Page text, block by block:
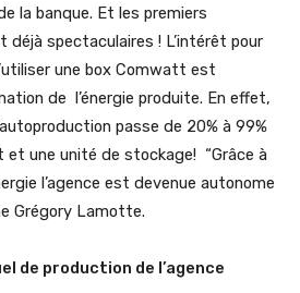
la banque. Et les premiers
déjà spectaculaires ! L’intérêt pour
une box Comwatt est
de l’énergie produite. En effet,
passe de 20% à 99%
une unité de stockage! “Grâce à
l’agence est devenue autonome
Grégory Lamotte.
de production de l’agence